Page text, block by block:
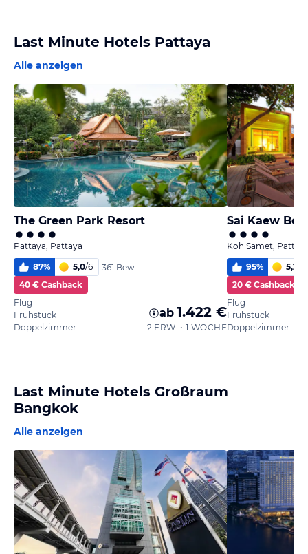
Last Minute Hotels Pattaya
Alle anzeigen
The Green Park Resort
Pattaya, Pattaya
87% 5,0/6
361 Bew.
40 € Cashback
Flug
Frühstück
Doppelzimmer
ab 1.422 €
2 ERW. • 1 WOCHE
Sai Kaew
Koh Samet,
95% 5,2
20 € Cashback
Flug
Frühstück
Doppelzimmer
Last Minute Hotels Großraum
Bangkok
Alle anzeigen